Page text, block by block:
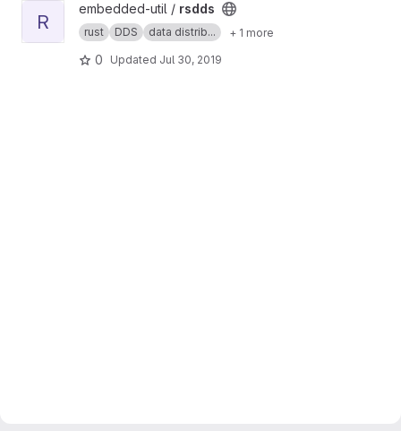
View rsdds project
R
embedded-util / rsdds
rust DDS data distrib... + 1 more
0 Updated Jul 30, 2019